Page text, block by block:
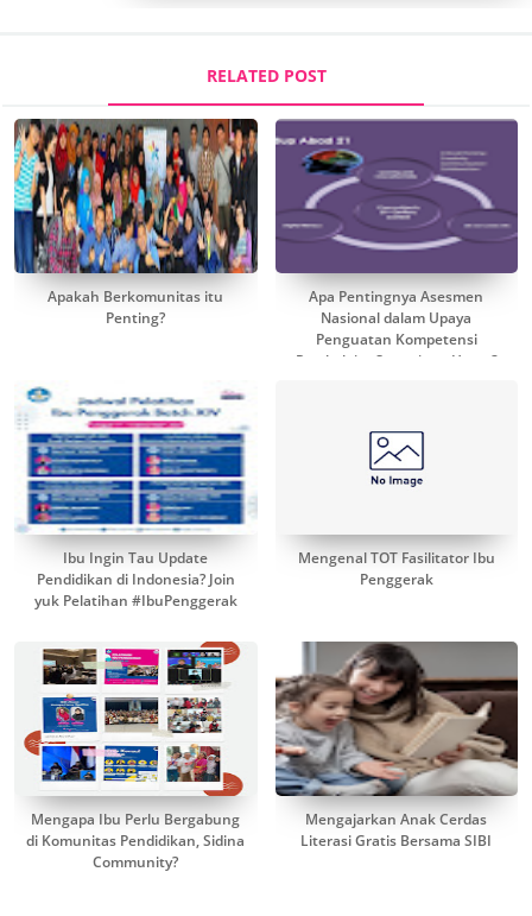
RELATED POST
Apakah Berkomunitas itu
Penting?
Apa Pentingnya Asesmen
Nasional dalam Upaya
Penguatan Kompetensi
Pembelajar Sepanjang Hayat?
Ibu Ingin Tau Update
Pendidikan di Indonesia? Join
yuk Pelatihan #IbuPenggerak
Mengenal TOT Fasilitator Ibu
Penggerak
Mengapa Ibu Perlu Bergabung
di Komunitas Pendidikan, Sidina
Community?
Mengajarkan Anak Cerdas
Literasi Gratis Bersama SIBI